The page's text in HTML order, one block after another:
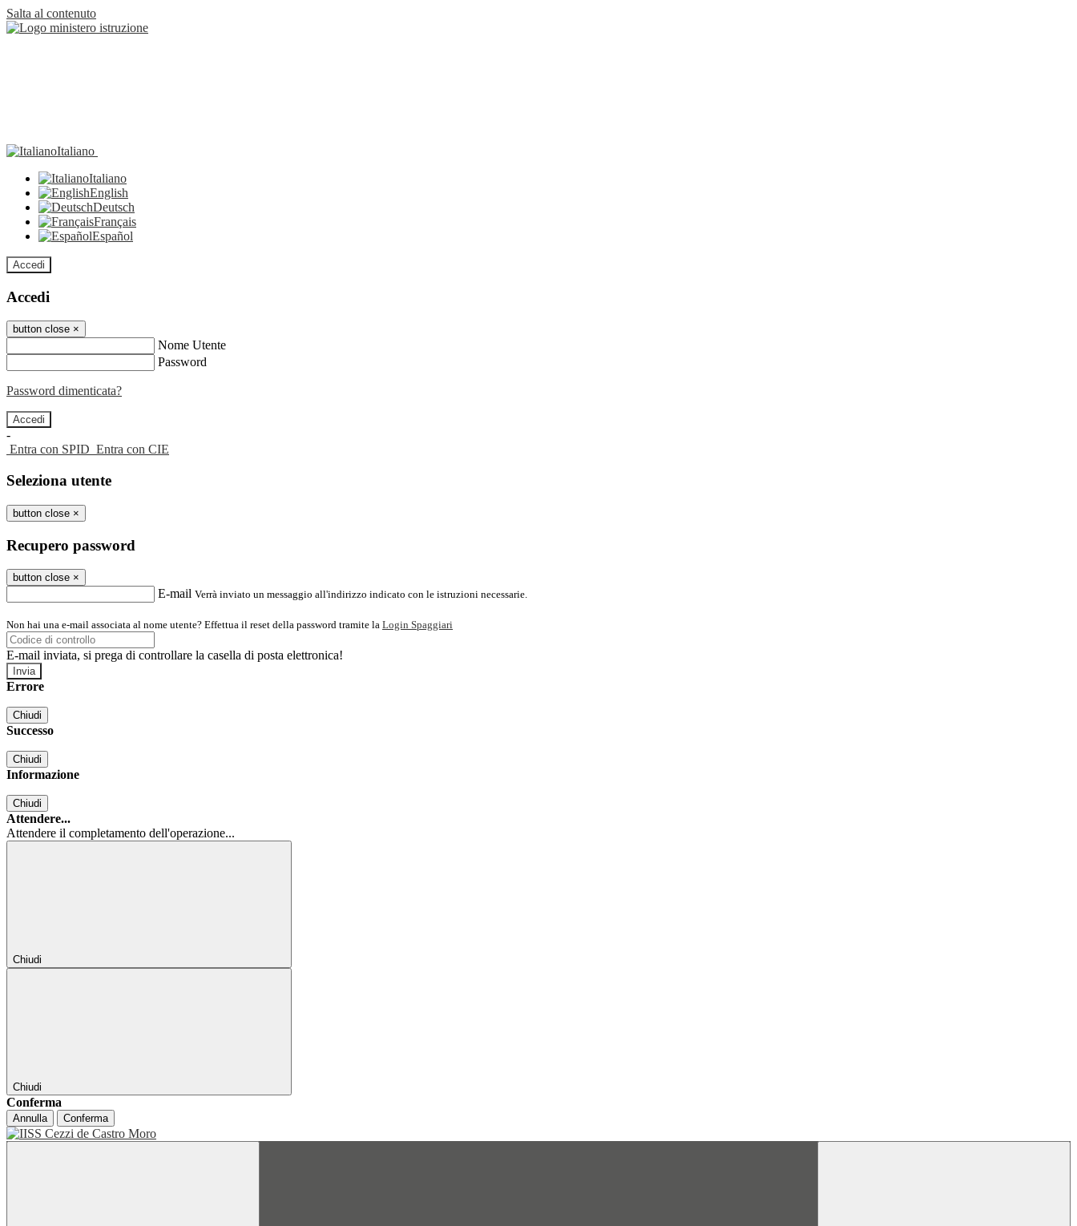
Salta al contenuto
Italiano
Italiano
English
Deutsch
Français
Español
Accedi
Accedi
button close ×
Nome Utente
Password
Password dimenticata?
-
Entra con SPID Entra con CIE
Seleziona utente
button close ×
Recupero password
button close ×
E-mail Verrà inviato un messaggio all'indirizzo indicato con le istruzioni necessarie.
Non hai una e-mail associata al nome utente? Effettua il reset della password tramite la Login Spaggiari
E-mail inviata, si prega di controllare la casella di posta elettronica!
Errore
Chiudi
Successo
Chiudi
Informazione
Chiudi
Attendere...
Attendere il completamento dell'operazione...
Chiudi
Chiudi
Conferma
Annulla Conferma